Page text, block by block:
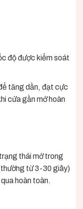
độ được kiểm soát
tăng dần, đạt cực
cửa gần mở hoàn
thái mở trong
từ 3-30 giây)
hoàn toàn.